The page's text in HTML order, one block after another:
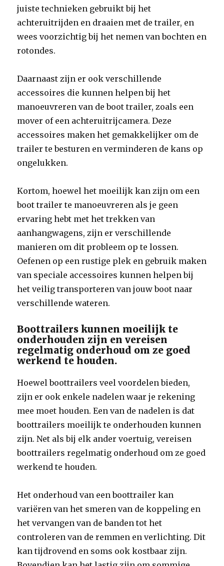
juiste technieken gebruikt bij het
achteruitrijden en draaien met de trailer, en
wees voorzichtig bij het nemen van bochten en
rotondes.
Daarnaast zijn er ook verschillende
accessoires die kunnen helpen bij het
manoeuvreren van de boot trailer, zoals een
mover of een achteruitrijcamera. Deze
accessoires maken het gemakkelijker om de
trailer te besturen en verminderen de kans op
ongelukken.
Kortom, hoewel het moeilijk kan zijn om een ​​
boot trailer te manoeuvreren als je geen
ervaring hebt met het trekken van
aanhangwagens, zijn er verschillende
manieren om dit probleem op te lossen.
Oefenen op een rustige plek en gebruik maken
van speciale accessoires kunnen helpen bij
het veilig transporteren van jouw boot naar
verschillende wateren.
Boottrailers kunnen moeilijk te
onderhouden zijn en vereisen
regelmatig onderhoud om ze goed
werkend te houden.
Hoewel boottrailers veel voordelen bieden,
zijn er ook enkele nadelen waar je rekening
mee moet houden. Een van de nadelen is dat
boottrailers moeilijk te onderhouden kunnen
zijn. Net als bij elk ander voertuig, vereisen
boottrailers regelmatig onderhoud om ze goed
werkend te houden.
Het onderhoud van een boottrailer kan
variëren van het smeren van de koppeling en
het vervangen van de banden tot het
controleren van de remmen en verlichting. Dit
kan tijdrovend en soms ook kostbaar zijn.